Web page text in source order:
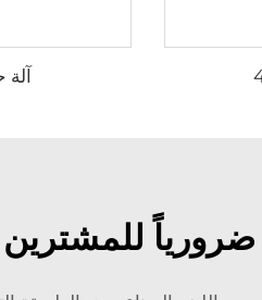
آلة
ضرورياً للمشترين